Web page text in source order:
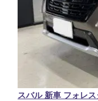
スバル 新車 フォレ